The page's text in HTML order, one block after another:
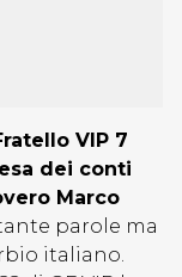
VIP 7
dei conti
Marco
parole ma
italiano.